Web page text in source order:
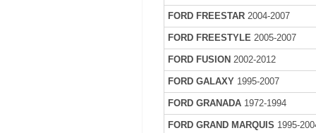
FORD FREESTAR 2004-2007
FORD FREESTYLE 2005-2007
FORD FUSION 2002-2012
FORD GALAXY 1995-2007
FORD GRANADA 1972-1994
FORD GRAND MARQUIS 1995-